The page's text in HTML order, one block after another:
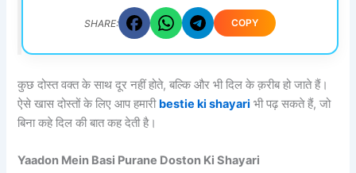
SHARE: COPY
कुछ दोस्त वक्त के साथ दूर नहीं होते, बल्कि और भी दिल के क़रीब हो जाते हैं।
ऐसे खास दोस्तों के लिए आप हमारी bestie ki shayari भी पढ़ सकते हैं, जो
बिना कहे दिल की बात कह देती है।
Yaadon Mein Basi Purane Doston Ki Shayari